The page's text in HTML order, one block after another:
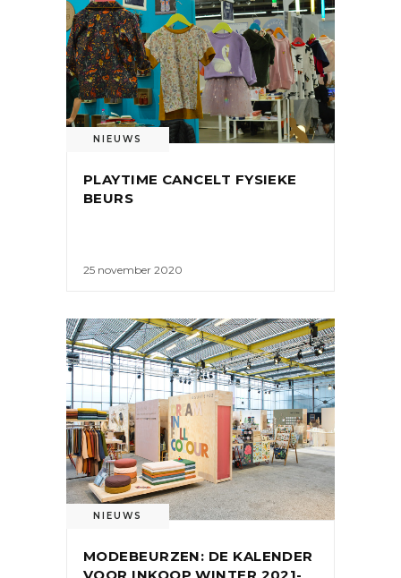
NIEUWS
PLAYTIME CANCELT FYSIEKE
BEURS
25 november 2020
NIEUWS
MODEBEURZEN: DE KALENDER